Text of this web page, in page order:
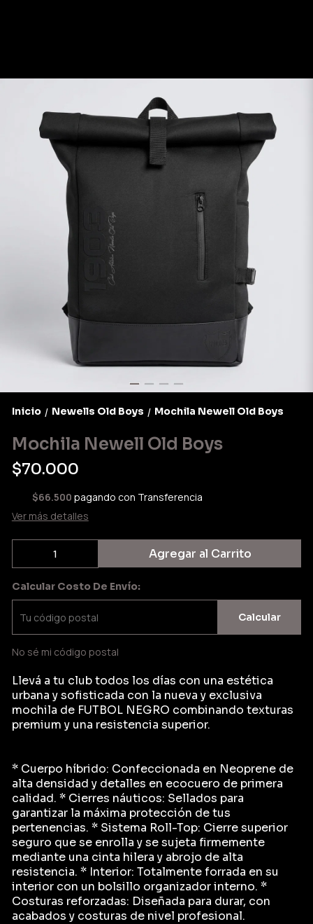
Inicio / Newells Old Boys / Mochila Newell Old Boys
Mochila Newell Old Boys
$70.000
$66.500 pagando con Transferencia
Ver más detalles
Agregar al Carrito
Calcular Costo De Envío:
Calcular
No sé mi código postal
Llevá a tu club todos los días con una estética
urbana y sofisticada con la nueva y exclusiva
mochila de FUTBOL NEGRO combinando texturas
premium y una resistencia superior.
* Cuerpo híbrido: Confeccionada en Neoprene de
alta densidad y detalles en ecocuero de primera
calidad. * Cierres náuticos: Sellados para
garantizar la máxima protección de tus
pertenencias. * Sistema Roll-Top: Cierre superior
seguro que se enrolla y se sujeta firmemente
mediante una cinta hilera y abrojo de alta
resistencia. * Interior: Totalmente forrada en su
interior con un bolsillo organizador interno. *
Costuras reforzadas: Diseñada para durar, con
acabados y costuras de nivel profesional.